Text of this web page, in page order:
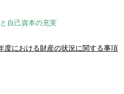
自己資本の充実
度における財産の状況に関する事項